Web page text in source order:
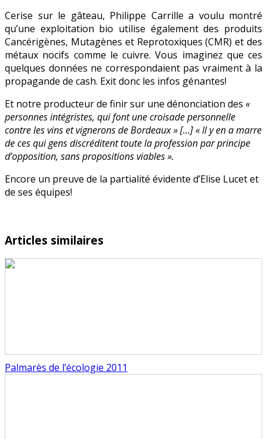
Cerise sur le gâteau, Philippe Carrille a voulu montré
qu’une exploitation bio utilise également des produits
Cancérigènes, Mutagènes et Reprotoxiques (CMR) et des
métaux nocifs comme le cuivre. Vous imaginez que ces
quelques données ne correspondaient pas vraiment à la
propagande de cash. Exit donc les infos génantes!
Et notre producteur de finir sur une dénonciation des «
personnes intégristes, qui font une croisade personnelle
contre les vins et vignerons de Bordeaux » […] « Il y en a marre
de ces qui gens discréditent toute la profession par principe
d’opposition, sans propositions viables ».
Encore un preuve de la partialité évidente d’Elise Lucet et
de ses équipes!
Articles similaires
Palmarès de l’écologie 2011